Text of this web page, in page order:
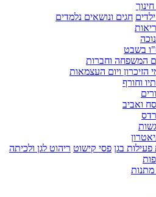
חגים ונושאים נלמדים
בשבט
המשפחה וחברות
הזיכרון ויום העצמאות
וחורף
ואביב
פעילות בגן פסי קישוט ריהוט לגן ולכיתה